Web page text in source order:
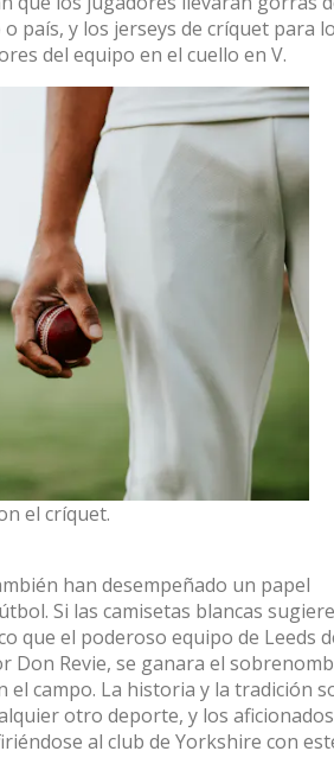
país, y los jerseys de críquet para
del equipo en el cuello en V.
el críquet.
han desempeñado un papel
Si las camisetas blancas
que el poderoso equipo de Leeds
Don Revie, se ganara el
el campo. La historia y la tradición
otro deporte, y los aficionados
al club de Yorkshire con